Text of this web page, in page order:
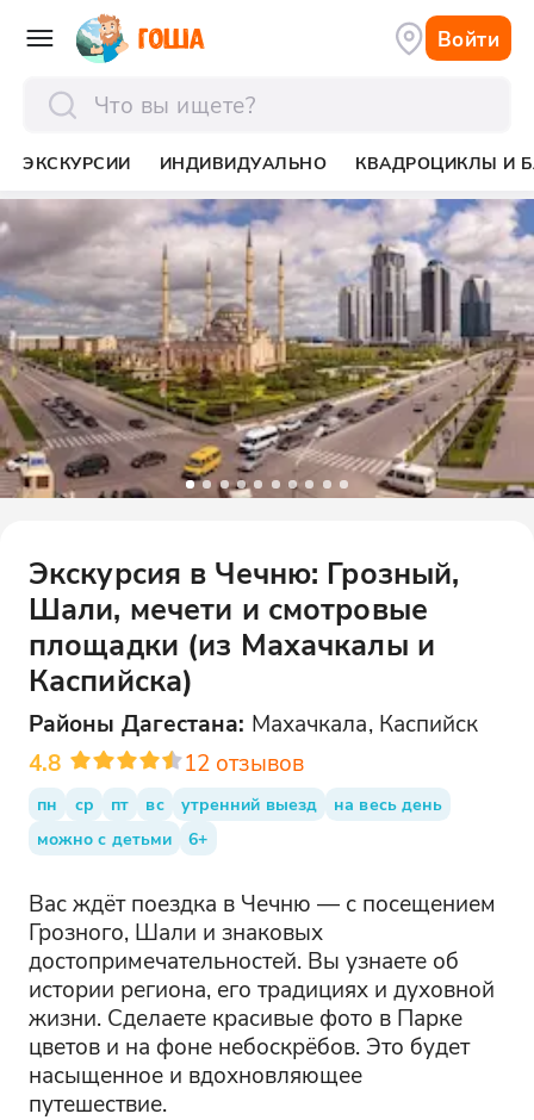
Войти
ЭКСКУРСИИ ИНДИВИДУАЛЬНО КВАДРОЦИКЛЫ И
Экскурсия в Чечню: Грозный,
Шали, мечети и смотровые
площадки (из Махачкалы и
Каспийска)
Районы Дагестана: Махачкала, Каспийск
4.8
12 отзывов
пн ср пт вс утренний выезд
на весь день
можно с детьми
6+
Вас ждёт поездка в Чечню — с посещением
Грозного, Шали и знаковых
достопримечательностей. Вы узнаете об
истории региона, его традициях и духовной
жизни. Сделаете красивые фото в Парке
цветов и на фоне небоскрёбов. Это будет
насыщенное и вдохновляющее
путешествие.